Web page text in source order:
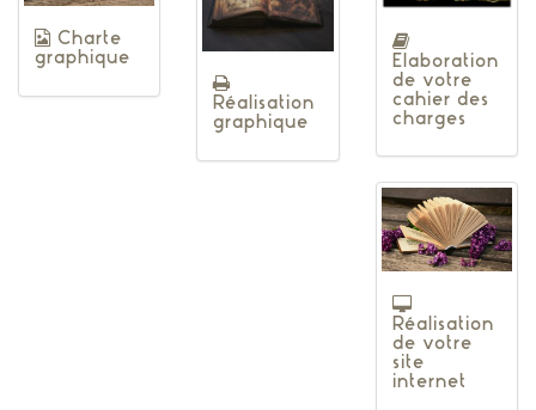
Charte
graphique
Réalisation
graphique
Elaboration
de votre
cahier des
charges
Réalisation
de votre
site
internet